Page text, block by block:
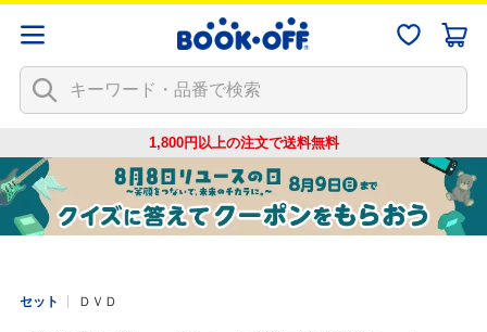
1,800円以上の注文で送料無料
セット ＤＶＤ